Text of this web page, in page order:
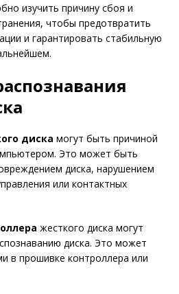
изучить причину сбоя и
чтобы предотвратить
и гарантировать стабильную
диска могут быть причиной
Это может быть
диска, нарушением
или контактных
жесткого диска могут
диска. Это может
в прошивке контроллера или